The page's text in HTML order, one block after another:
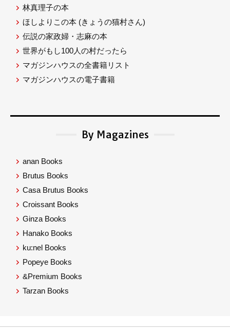
林真理子の本
ほしよりこの本 (きょうの猫村さん)
伝説の家政婦・志麻の本
世界がもし100人の村だったら
マガジンハウスの全書籍リスト
マガジンハウスの電子書籍
By Magazines
anan Books
Brutus Books
Casa Brutus Books
Croissant Books
Ginza Books
Hanako Books
ku:nel Books
Popeye Books
&Premium Books
Tarzan Books